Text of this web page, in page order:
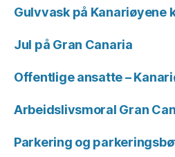
Gulvvask på Kanariøyene
Jul på Gran Canaria
Offentlige ansatte –
Arbeidslivsmoral Gran
Parkering og